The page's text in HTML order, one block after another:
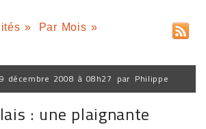
» Par Mois »
décembre 2008 à 08h27 par Philippe
: une plaignante